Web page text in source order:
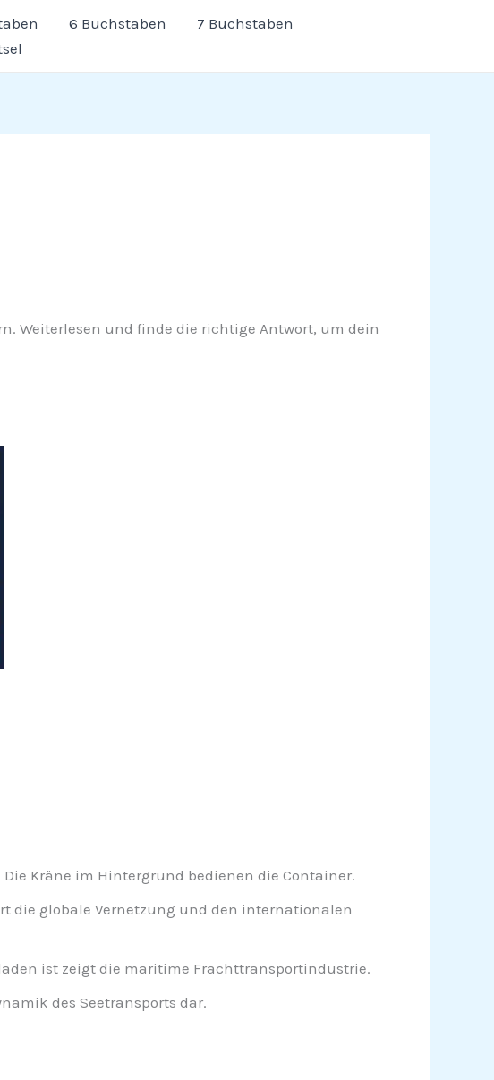
6 Buchstaben
7 Buchstaben
Weiterlesen und finde die richtige Antwort, um dein
Kräne im Hintergrund bedienen die Container.
die globale Vernetzung und den internationalen
ist zeigt die maritime Frachttransportindustrie.
des Seetransports dar.